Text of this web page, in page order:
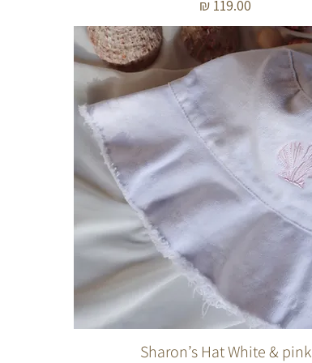
מחיר
תצוגה מהירה
Sharon’s Hat White & pink